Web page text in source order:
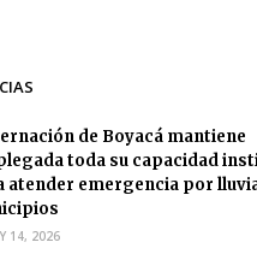
de Boyacá mantiene
toda su capacidad
atender emergencia por
14, 2026